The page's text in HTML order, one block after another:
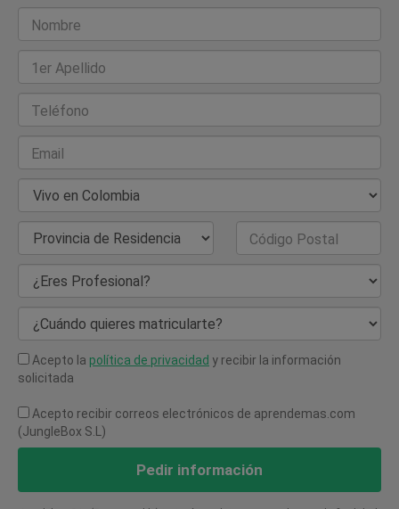
Nombre
1er Apellido
Teléfono
Email
País de Residencia
Provincia de Residencia Código Postal
¿Eres Profesional?
¿Cuándo quieres matricularte?
Acepto la política de privacidad y recibir la información
solicitada
Acepto recibir correos electrónicos de aprendemas.com
(JungleBox S.L)
Pedir información